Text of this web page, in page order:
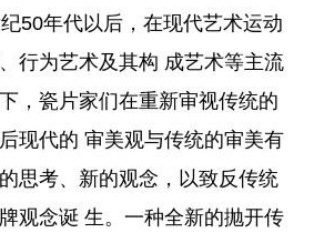
50年代以后，在现代艺术运动
行为艺术及其构 成艺术等主流
，瓷片家们在重新审视传统的
现代的 审美观与传统的审美有
思考、新的观念，以致反传统
观念诞 生。一种全新的抛开传